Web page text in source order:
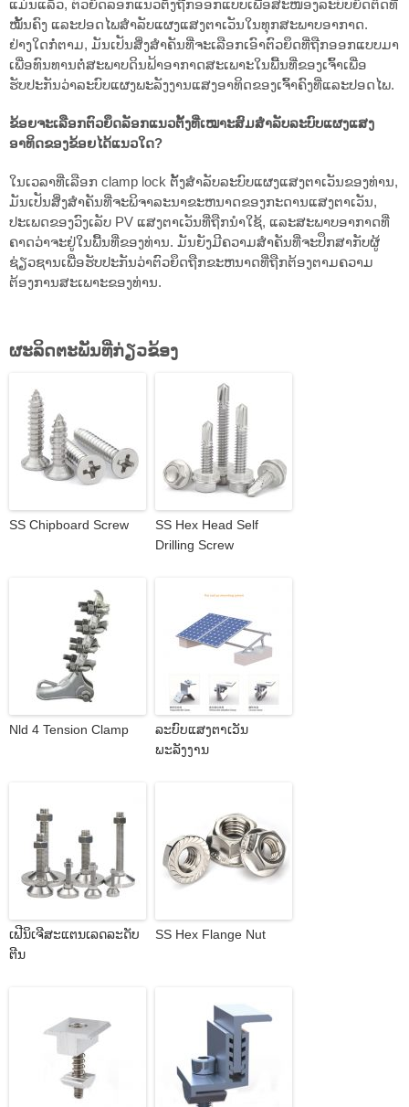
ແມ່ນແລ້ວ, ຕົວຍຶດລັອກແນວຕັ້ງຖືກອອກແບບເພື່ອສະໜອງລະບົບຍຶດຕິດທີ່
ໝັ້ນຄົງ ແລະປອດໄພສຳລັບແຜງແສງຕາເວັນໃນທຸກສະພາບອາກາດ.
ຢ່າງໃດກໍ່ຕາມ, ມັນເປັນສິ່ງສໍາຄັນທີ່ຈະເລືອກເອົາຕົວຍຶດທີ່ຖືກອອກແບບມາ
ເພື່ອທົນທານຕໍ່ສະພາບດິນຟ້າອາກາດສະເພາະໃນພື້ນທີ່ຂອງເຈົ້າເພື່ອ
ຮັບປະກັນວ່າລະບົບແຜງພະລັງງານແສງອາທິດຂອງເຈົ້າຄົງທີ່ແລະປອດໄພ.
ຂ້ອຍຈະເລືອກຕົວຍຶດລັອກແນວຕັ້ງທີ່ເໝາະສົມສຳລັບລະບົບແຜງແສງ
ອາທິດຂອງຂ້ອຍໄດ້ແນວໃດ?
ໃນເວລາທີ່ເລືອກ clamp lock ຕັ້ງສໍາລັບລະບົບແຜງແສງຕາເວັນຂອງທ່ານ,
ມັນເປັນສິ່ງສໍາຄັນທີ່ຈະພິຈາລະນາຂະຫນາດຂອງກະດານແສງຕາເວັນ,
ປະເພດຂອງວົງເລັບ PV ແສງຕາເວັນທີ່ຖືກນໍາໃຊ້, ແລະສະພາບອາກາດທີ່
ຄາດວ່າຈະຢູ່ໃນພື້ນທີ່ຂອງທ່ານ. ມັນຍັງມີຄວາມສໍາຄັນທີ່ຈະປຶກສາກັບຜູ້
ຊ່ຽວຊານເພື່ອຮັບປະກັນວ່າຕົວຍຶດຖືກຂະຫນາດທີ່ຖືກຕ້ອງຕາມຄວາມ
ຕ້ອງການສະເພາະຂອງທ່ານ.
ຜະ​ລິດ​ຕະ​ພັນ​ທີ່​ກ່ຽວ​ຂ້ອງ
SS Chipboard Screw
SS Hex Head Self
Drilling Screw
Nld 4 Tension Clamp
ລະບົບແສງຕາເວັນ
ພະລັງງານ
ເຟີນິເຈີສະແຕນເລດລະດັບ
ຕີນ
SS Hex Flange Nut